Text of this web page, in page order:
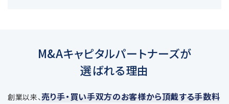
M&Aキャピタルパートナーズが
選ばれる理由
創業以来、売り手・買い手双方のお客様から頂戴する手数料